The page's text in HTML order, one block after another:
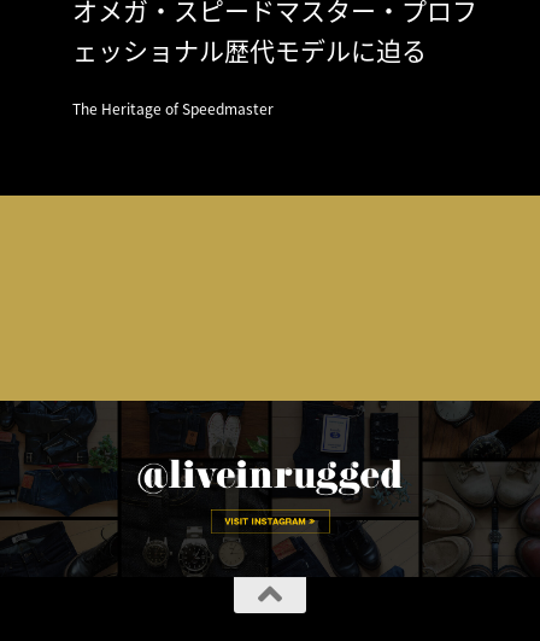
オメガ・スピードマスター・プロフ
ェッショナル歴代モデルに迫る
The Heritage of Speedmaster